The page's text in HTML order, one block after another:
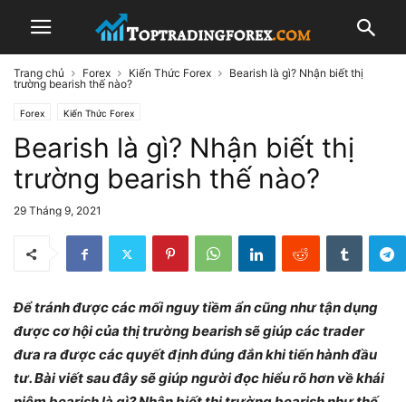
Trang chủ Forex Kiến Thức Forex
Bearish là gì? Nhận biết thị
trường bearish thế nào?
Forex Kiến Thức Forex
Bearish là gì? Nhận biết thị
trường bearish thế nào?
29 Tháng 9, 2021
Để tránh được các mối nguy tiềm ẩn cũng như tận dụng
được cơ hội của thị trường bearish sẽ giúp các trader
đưa ra được các quyết định đúng đắn khi tiến hành đầu
tư. Bài viết sau đây sẽ giúp người đọc hiểu rõ hơn về khái